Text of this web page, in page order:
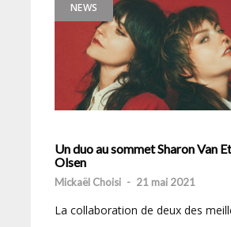
NEWS
Un duo au sommet Sharon Van
Olsen
Mickaël Choisi - 21 mai 2021
La collaboration de deux des